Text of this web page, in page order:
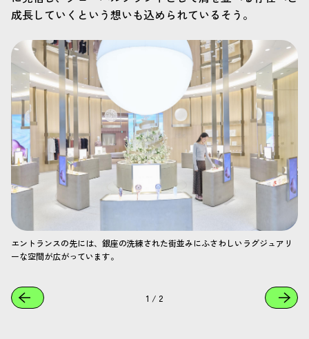
成長していくという想いも込められているそう。
エントランスの先には、銀座の洗練された街並みにふさわしいラグジュアリ
ーな空間が広がっています。
1 / 2